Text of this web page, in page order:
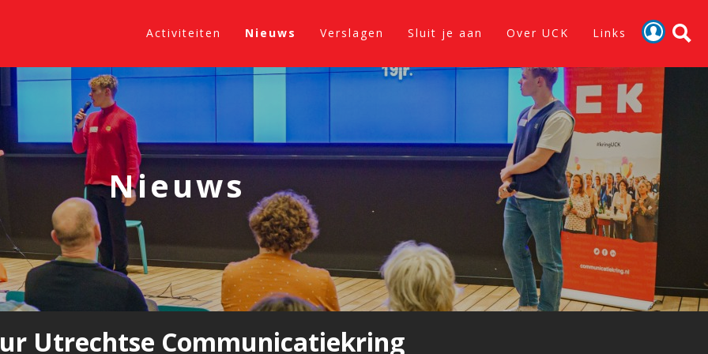
Activiteiten Nieuws Verslagen Sluit je aan Over UCK Links
Nieuws
Utrechtse Communicatiekring
Activiteiten
Nieuws
Verslagen
Sluit je aan
Over UCK
Links